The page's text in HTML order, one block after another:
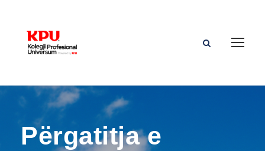
Përgatitja e